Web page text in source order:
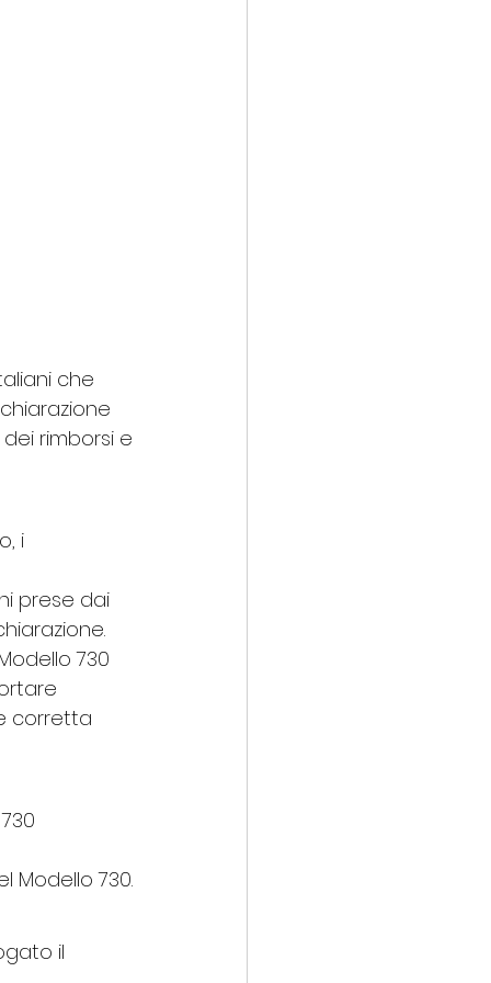
che
rimborsi e
i
prese dai
730
corretta
Modello 730.
il